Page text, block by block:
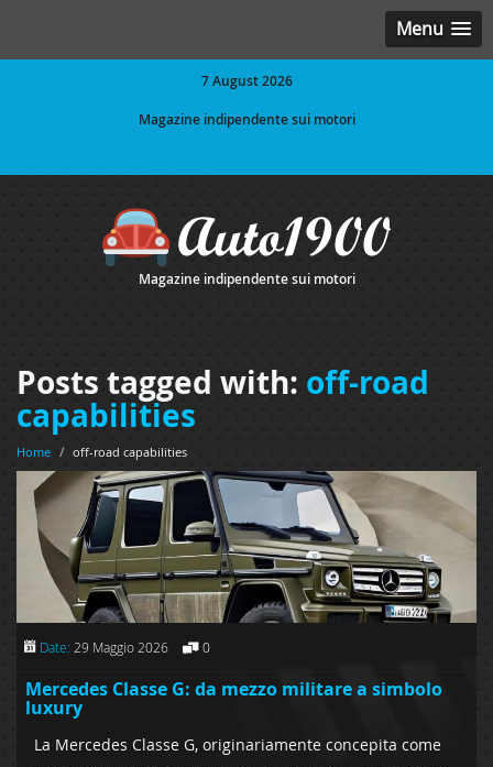
Menu
7 August 2026
Magazine indipendente sui motori
Magazine indipendente sui motori
Posts tagged with: off-road
capabilities
Home / off-road capabilities
Date: 29 Maggio 2026 0
Mercedes Classe G: da mezzo militare a simbolo
luxury
La Mercedes Classe G, originariamente concepita come